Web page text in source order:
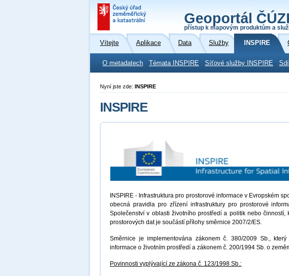
Geoportál
přístup k mapovým produktům a
Vítejte Aplikace Data Služby INSPIRE
O metadatech Témata INSPIRE Síťové služby INSPIRE
Nyní jste zde: INSPIRE
INSPIRE
INSPIRE - Infrastruktura pro prostorové informace v Evropském
obecná pravidla pro zřízení infrastruktury pro prostorové
Společenství v oblasti životního prostředí a politik nebo
prostorových dat je součástí přílohy směrnice 2007/2/ES.
Směrnice je implementována zákonem č. 380/2009 Sb.,
informace o životním prostředí a zákonem č. 200/1994 Sb. o
Povinnosti vyplývající ze zákona č. 123/1998 Sb.: